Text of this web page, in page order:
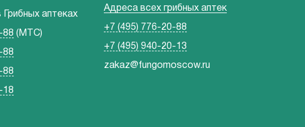
Грибных аптеках
88 (МТС)
88
88
18
Адреса всех грибных аптек
+7 (495) 776-20-88
+7 (495) 940-20-13
zakaz@fungomoscow.ru